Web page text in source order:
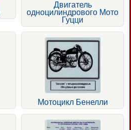
Двигатель
одноцилиндрового Мото
Гуцци
Мотоцикл Бенелли